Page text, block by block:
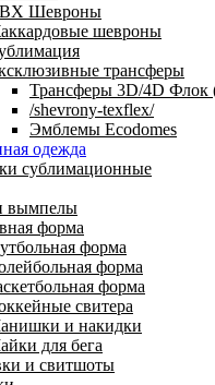
Шевроны
шевроны
трансферы
Трансферы 3D/4D Флок
/shevrony-texflex/
Эмблемы Ecodomes
одежда
сублимационные
вымпелы
форма
форма
форма
форма
свитера
и накидки
для бега
и свитшоты